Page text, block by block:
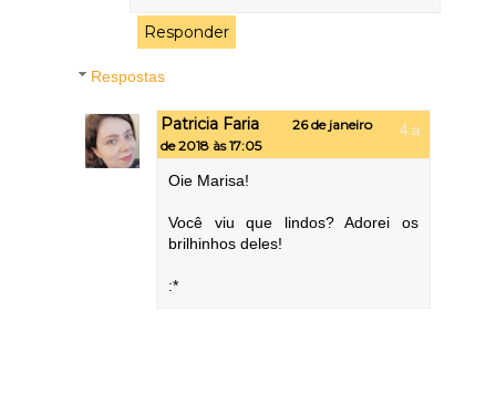
Responder
Respostas
Patricia Faria
26 de janeiro
de 2018 às 17:05
Oie Marisa!
Você viu que lindos? Adorei os
brilhinhos deles!
:*